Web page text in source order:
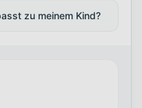
zu meinem Kind?